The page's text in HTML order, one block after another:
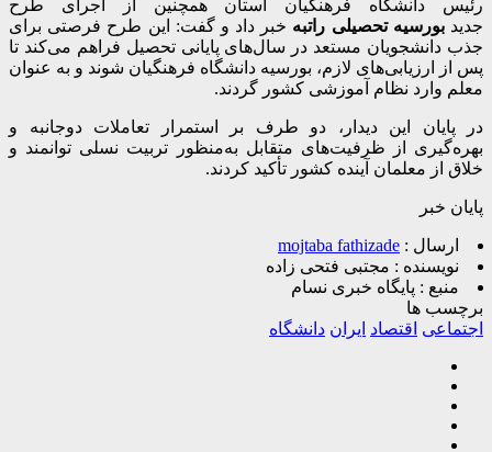
رئیس دانشگاه فرهنگیان استان همچنین از اجرای طرح
جدیدبورسیه تحصیلی راتبه خبر داد و گفت: این طرح فرصتی برای
جذب دانشجویان مستعد در سال‌های پایانی تحصیل فراهم می‌کند تا
پس از ارزیابی‌های لازم، بورسیه دانشگاه فرهنگیان شوند و به عنوان
معلم وارد نظام آموزشی کشور گردند.
در پایان این دیدار، دو طرف بر استمرار تعاملات دوجانبه و
بهره‌گیری از ظرفیت‌های متقابل به‌منظور تربیت نسلی توانمند و
خلاق از معلمان آینده کشور تأکید کردند.
پایان خبر
ارسال : mojtaba fathizade
نویسنده : مجتبی فتحی زاده
منبع : پایگاه خبری نسام
برچسب ها
اجتماعی اقتصاد ایران دانشگاه